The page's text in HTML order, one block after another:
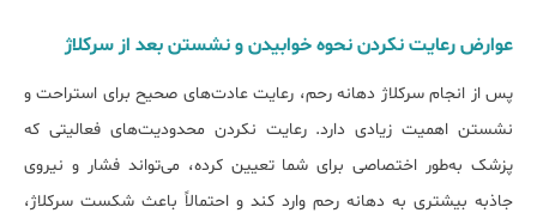
عوارض رعایت نکردن نحوه خوابیدن و نشستن بعد از سرکلاژ
پس از انجام سرکلاژ دهانه رحم، رعایت عادت‌های صحیح برای استراحت و
نشستن اهمیت زیادی دارد. رعایت نکردن محدودیت‌های فعالیتی که
پزشک به‌طور اختصاصی برای شما تعیین کرده، می‌تواند فشار و نیروی
جاذبه بیشتری به دهانه رحم وارد کند و احتمالاً باعث شکست سرکلاژ،